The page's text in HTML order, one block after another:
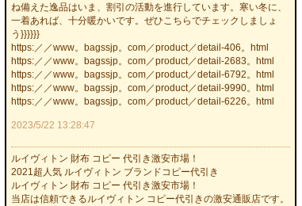
ね備えた逸品はいま、割引の活動を進行しています。寒い冬に、
一着あれば、十分暖かいです。ぜひこちらでチェックしましょ
う}}}}}}
https:／／www。bagssjp。com／product／detail-406。html
https:／／www。bagssjp。com／product／detail-2683。html
https:／／www。bagssjp。com／product／detail-6792。html
https:／／www。bagssjp。com／product／detail-9990。html
https:／／www。bagssjp。com／product／detail-6226。html
2023/5/22 13:28:47
ルイヴィトン 財布 コピー 代引き激安市場！
2021超人気 ルイヴィトン ブランドコピー代引き
ルイヴィトン 財布 コピー 代引き激安市場！
当店は信頼できるルイヴィトン コピー代引きの激安通販店です。